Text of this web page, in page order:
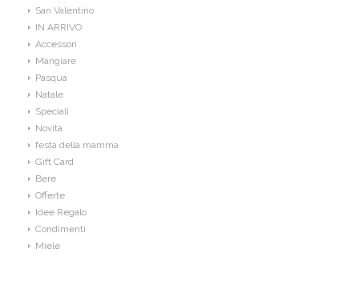
San Valentino
IN ARRIVO
Accessori
Mangiare
Pasqua
Natale
Speciali
Novità
festa della mamma
Gift Card
Bere
Offerte
Idee Regalo
Condimenti
Miele